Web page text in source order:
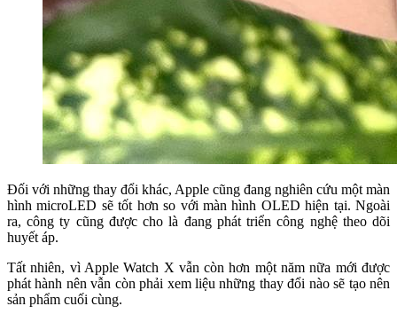
Đối với những thay đổi khác, Apple cũng đang nghiên cứu một màn
hình microLED sẽ tốt hơn so với màn hình OLED hiện tại. Ngoài
ra, công ty cũng được cho là đang phát triển công nghệ theo dõi
huyết áp.
Tất nhiên, vì Apple Watch X vẫn còn hơn một năm nữa mới được
phát hành nên vẫn còn phải xem liệu những thay đổi nào sẽ tạo nên
sản phẩm cuối cùng.